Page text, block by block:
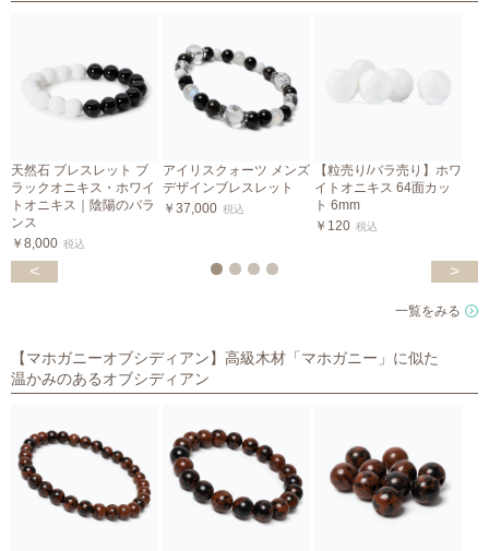
天然石 ブレスレット ブ
ラックオニキス・ホワイ
トオニキス｜陰陽のバラ
ンス
￥8,000 税込
アイリスクォーツ メンズ
デザインブレスレット
￥37,000 税込
【粒売り/バラ売り】ホワ
イトオニキス 64面カッ
ト 6mm
￥120 税込
< >
一覧をみる
【マホガニーオブシディアン】高級木材「マホガニー」に似た
温かみのあるオブシディアン